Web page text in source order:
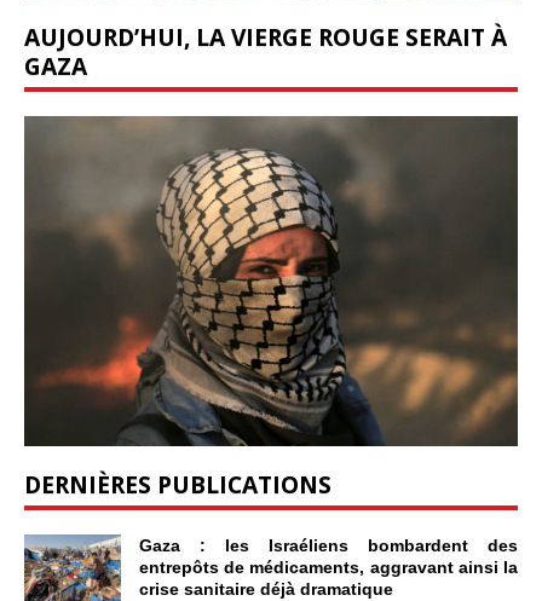
AUJOURD’HUI, LA VIERGE ROUGE SERAIT À
GAZA
DERNIÈRES PUBLICATIONS
Gaza : les Israéliens bombardent des
entrepôts de médicaments, aggravant ainsi la
crise sanitaire déjà dramatique